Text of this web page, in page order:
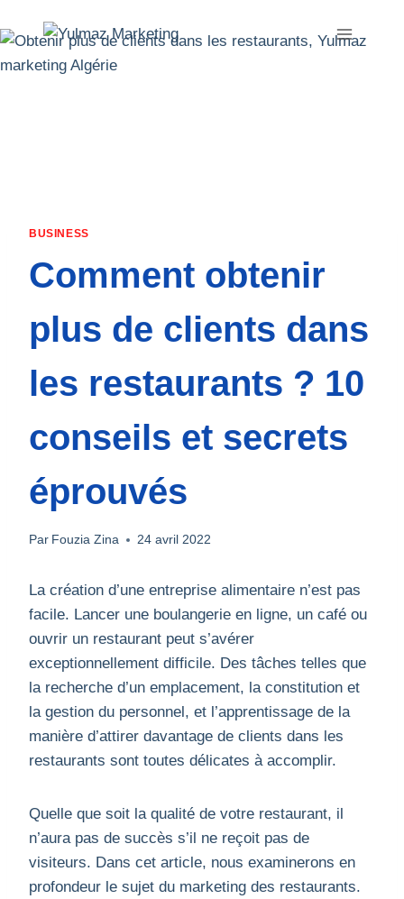
au
contenu
BUSINESS
Comment obtenir
plus de clients dans
les restaurants ? 10
conseils et secrets
éprouvés
Par Fouzia Zina 24 avril 2022
La création d’une entreprise alimentaire n’est pas
facile. Lancer une boulangerie en ligne, un café ou
ouvrir un restaurant peut s’avérer
exceptionnellement difficile. Des tâches telles que
la recherche d’un emplacement, la constitution et
la gestion du personnel, et l’apprentissage de la
manière d’attirer davantage de clients dans les
restaurants sont toutes délicates à accomplir.
Quelle que soit la qualité de votre restaurant, il
n’aura pas de succès s’il ne reçoit pas de
visiteurs. Dans cet article, nous examinerons en
profondeur le sujet du marketing des restaurants.